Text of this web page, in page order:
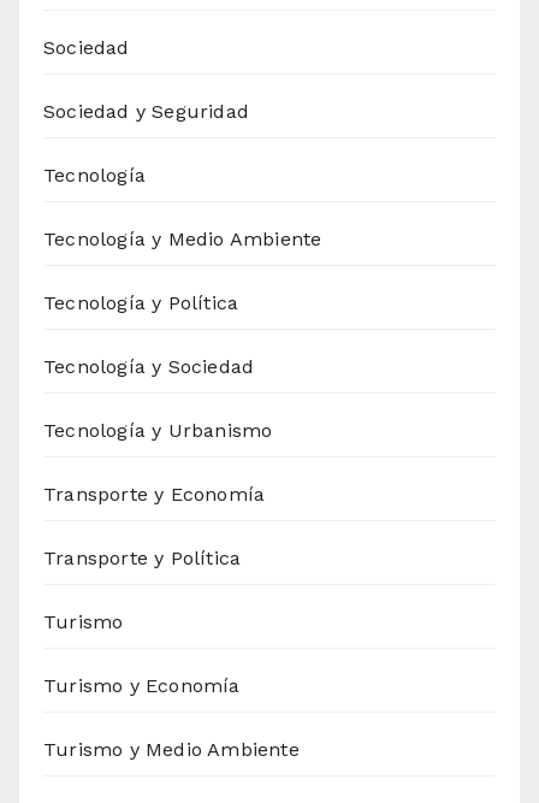
Sociedad
Sociedad y Seguridad
Tecnología
Tecnología y Medio Ambiente
Tecnología y Política
Tecnología y Sociedad
Tecnología y Urbanismo
Transporte y Economía
Transporte y Política
Turismo
Turismo y Economía
Turismo y Medio Ambiente